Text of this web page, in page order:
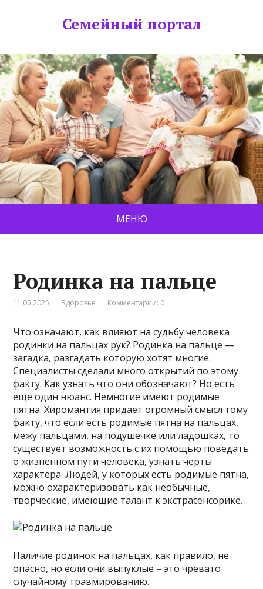
Семейный портал
МЕНЮ
Родинка на пальце
11.05.2025 Здоровье Комментарии: 0
Что означают, как влияют на судьбу человека
родинки на пальцах рук? Родинка на пальце —
загадка, разгадать которую хотят многие.
Специалисты сделали много открытий по этому
факту. Как узнать что они обозначают? Но есть
еще один нюанс. Немногие имеют родимые
пятна. Хиромантия придает огромный смысл тому
факту, что если есть родимые пятна на пальцах,
межу пальцами, на подушечке или ладошках, то
существует возможность с их помощью поведать
о жизненном пути человека, узнать черты
характера. Людей, у которых есть родимые пятна,
можно охарактеризовать как необычные,
творческие, имеющие талант к экстрасенсорике.
Наличие родинок на пальцах, как правило, не
опасно, но если они выпуклые – это чревато
случайному травмированию.